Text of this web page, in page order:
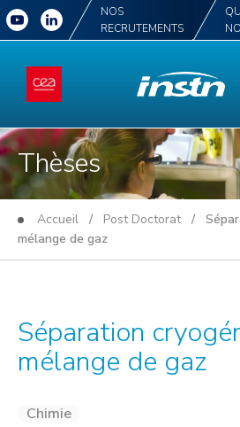
NOS
RECRUTEMENTS
Thèses
Accueil / Post Doctorat/
mélange de gaz
Séparation
mélange de gaz
Chimie